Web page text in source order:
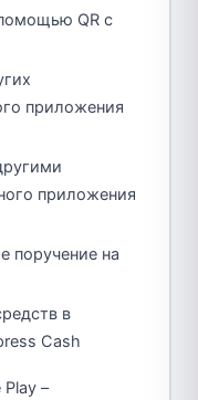
QR с
приложения
приложения
поручение на
в
Cash
–